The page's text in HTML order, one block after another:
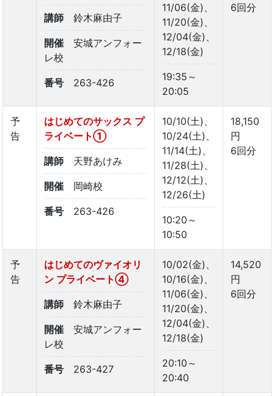
講師 鈴木麻由子
開催
安城アンフォー
レ校
番号 263-426
11/06(金)、
11/20(金)、
12/04(金)、
12/18(金)
19:35～
20:05
6回分
予
告
はじめてのサックス プ
ライベート①
講師 天野あけみ
開催 岡崎校
番号 263-426
10/10(土)、
10/24(土)、
11/14(土)、
11/28(土)、
12/12(土)、
12/26(土)
10:20～
10:50
18,150
円
6回分
予
告
はじめてのヴァイオリ
ン プライベート④
講師 鈴木麻由子
開催
安城アンフォー
レ校
番号 263-427
10/02(金)、
10/16(金)、
11/06(金)、
11/20(金)、
12/04(金)、
12/18(金)
20:10～
20:40
14,520
円
6回分